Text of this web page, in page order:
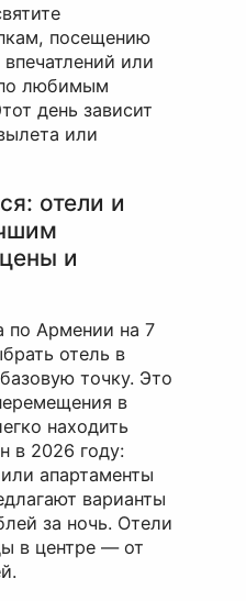
посещению
или
любимым
день зависит
или
отели и
и
по Армении на 7
отель в
точку. Это
в
находить
в 2026 году:
апартаменты
варианты
за ночь. Отели
в центре — от